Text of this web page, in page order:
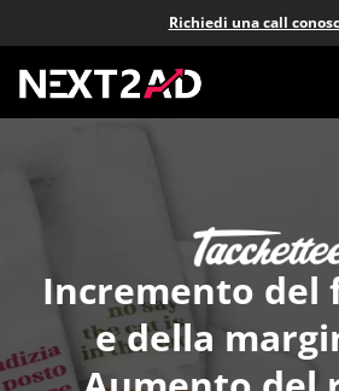
Richiedi una call
Incremento
e della